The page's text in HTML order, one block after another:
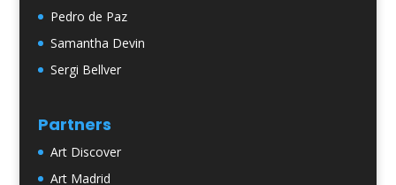
Pedro de Paz
Samantha Devin
Sergi Bellver
Partners
Art Discover
Art Madrid